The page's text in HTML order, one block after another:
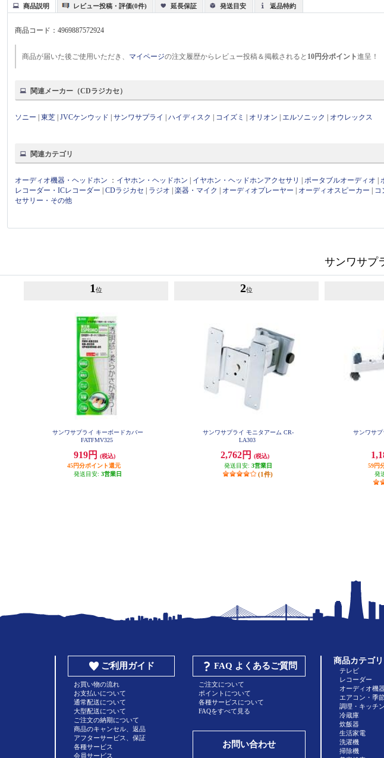
商品説明 レビュー投稿・評価(0件) 延長保証 発送目安 返品特約
商品コード：4969887572924
商品が届いた後ご使用いただき、 マイページの注文履歴からレビュー投稿＆掲載されると 10円分ポイント進呈！
関連メーカー（CDラジカセ）
ソニー |東芝 |JVCケンウッド |サンワサプライ |ハイディスク コイズミ オリオン エルソニック オウレックス
関連カテゴリ
オーディオ機器・ヘッドホン ： イヤホン・ヘッドホン イヤホン・ヘッドホンアクセサリ |ポータブルオーディオ |
レコーダー・ICレコーダー |CDラジカセ ラジオ |楽器・マイク オーディオプレーヤー オーディオスピーカー コ
セサリー・その他
サンワサプ
1 位
サンワサプライ キーボードカバー
FATFMV325
919円
(税込)
45円分ポイント還元
発送目安: 3営業日
2位
サンワサプライ モニタアーム CR-
LA303
2,762円
(税込)
発送目安: 3営業日
(1件)
サンワサプ
59円
発
ご利用ガイド
お買い物の流れ
お支払いについて
通常配送について
大型配送について
ご注文の納期について
商品のキャンセル、返品
アフターサービス、保証
各種サービス
会員サービス
FAQ よくあるご質問
ご注文について
ポイントについて
各種サービスについて
FAQをすべて見る
お問い合わせ
商品カテゴリ
テレビ
レコーダー
オーディオ機
エアコン・季
調理・キッチ
冷蔵庫
炊飯器
生活家電
洗濯機
掃除機